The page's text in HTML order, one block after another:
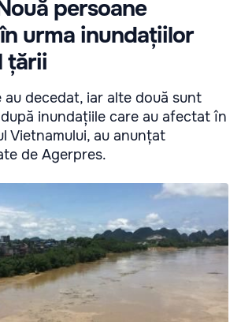
persoane
urma inundațiilor
țării
au decedat, iar alte două sunt
inundațiile care au afectat în
Vietnamului, au anunțat
de Agerpres.